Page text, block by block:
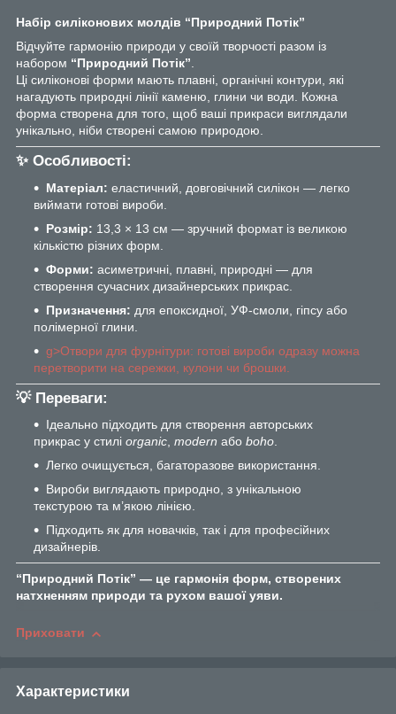
Набір силіконових молдів “Природний Потік”
Відчуйте гармонію природи у своїй творчості разом із
набором “Природний Потік”
Ці силіконові форми мають плавні, органічні контури, які
нагадують природні лінії каменю, глини чи води. Кожна
форма створена для того, щоб ваші прикраси виглядали
унікально, ніби створені самою природою.
✨ Особливості:
Матеріал: еластичний, довговічний силікон — легко
виймати готові вироби.
Розмір: 13,3 × 13 см — зручний формат із великою
кількістю різних форм.
Форми: асиметричні, плавні, природні — для
створення сучасних дизайнерських прикрас.
Призначення: для епоксидної, УФ-смоли, гіпсу або
полімерної глини.
g>Отвори для фурнітури: готові вироби одразу можна
перетворити на сережки, кулони чи брошки.
💡 Переваги:
Ідеально підходить для створення авторських
прикрас у стилі organic, modern або boho.
Легко очищується, багаторазове використання.
Вироби виглядають природно, з унікальною
текстурою та м’якою лінією.
Підходить як для новачків, так і для професійних
дизайнерів.
“Природний Потік” — це гармонія форм, створених
натхненням природи та рухом вашої уяви.
Приховати
Характеристики